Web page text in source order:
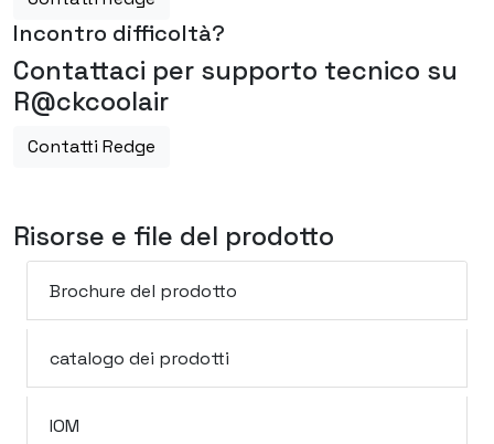
Incontro difficoltà?
Contattaci per supporto tecnico su
R@ckcoolair
Contatti Redge
Risorse e file del prodotto
Brochure del prodotto
catalogo dei prodotti
IOM